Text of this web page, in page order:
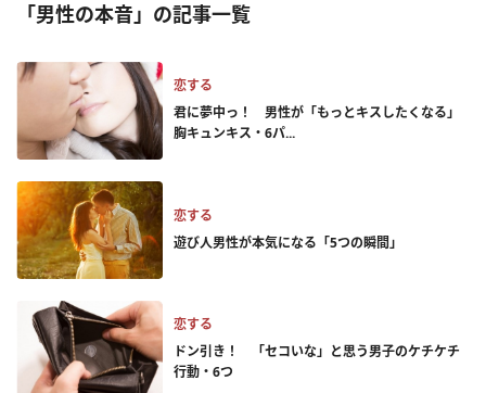
「男性の本音」の記事一覧
恋する
君に夢中っ！ 男性が「もっとキスしたくなる」
胸キュンキス・6パ...
恋する
遊び人男性が本気になる「5つの瞬間」
恋する
ドン引き！ 「セコいな」と思う男子のケチケチ
行動・6つ